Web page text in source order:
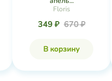
Floris
349 ₽ 670 ₽
В корзину